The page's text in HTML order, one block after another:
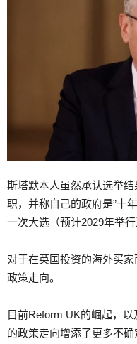
斯塔默本人虽然承认选举结
职，并称自己的政府是”十
一次大选（预计2029年举行
对于在英国投资的海外买
政策走向。
目前Reform UK的崛起，
的政策走向增添了更多不